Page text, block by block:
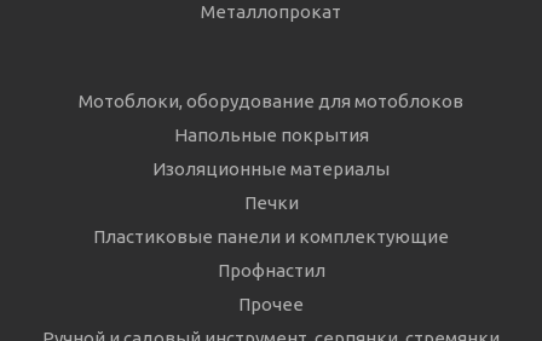
Металлопрокат
Мотоблоки, оборудование для мотоблоков
Напольные покрытия
Изоляционные материалы
Печки
Пластиковые панели и комплектующие
Профнастил
Прочее